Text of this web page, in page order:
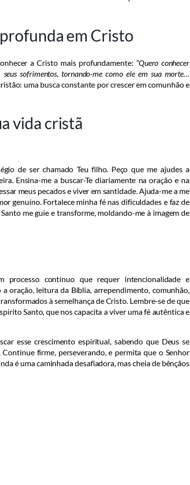
em Cristo
a Cristo mais profundamente: “Quero conhecer
sofrimentos, tornando-me como ele em sua morte…
uma busca constante por crescer em comunhão e
vida cristã
de ser chamado Teu filho. Peço que me ajudes a
Ensina-me a buscar-Te diariamente na oração e na
meus pecados e viver em santidade. Ajuda-me a me
genuíno. Fortalece minha fé nas dificuldades e faz de
me guie e transforme, moldando-me à imagem de
contínuo que requer intencionalidade e
oração, leitura da Bíblia, arrependimento, comunhão,
à semelhança de Cristo. Lembre-se de que
Santo, que nos capacita a viver uma fé autêntica e
esse crescimento espiritual, sabendo que Deus se
firme, perseverando, e permita que o Senhor
é uma caminhada desafiadora, mas cheia de bênçãos